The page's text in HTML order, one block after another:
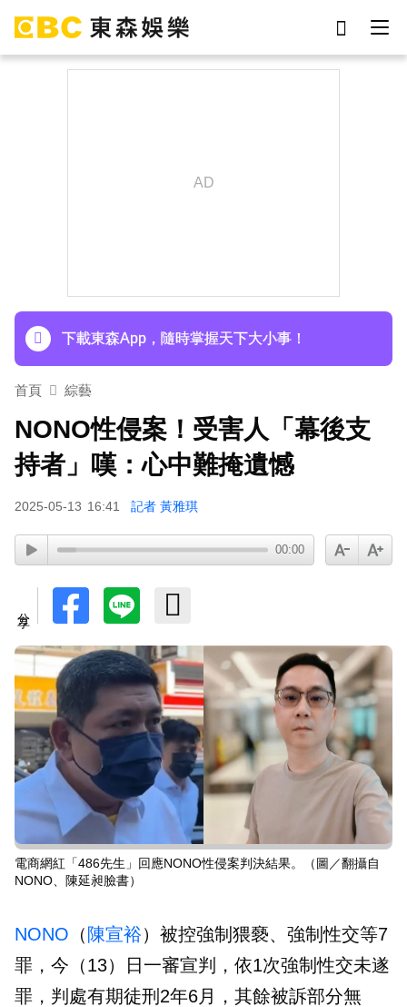
下載東森App，隨時掌握天下大小事！
首頁 綜藝
NONO性侵案！受害人「幕後支
持者」嘆：心中難掩遺憾
2025-05-13 16:41 記者 黃雅琪
00:00
電商網紅「486先生」回應NONO性侵案判決結果。（圖／翻攝自
NONO、陳延昶臉書）
NONO （ 陳宣裕）被控強制猥褻、強制性交等7
罪，今（13）日一審宣判，依1次強制性交未遂
罪，判處有期徒刑2年6月，其餘被訴部分無